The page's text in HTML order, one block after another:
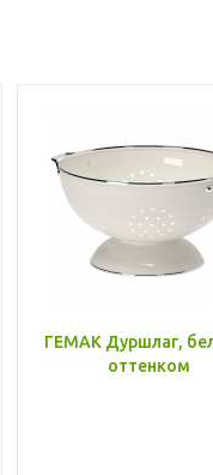
ГЕМАК Дуршлаг,
оттенком